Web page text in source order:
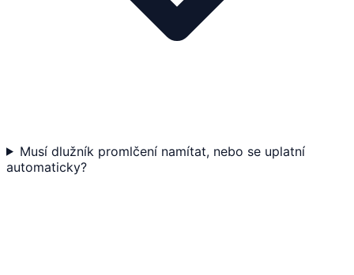
Musí dlužník promlčení namítat, nebo se uplatní
automaticky?